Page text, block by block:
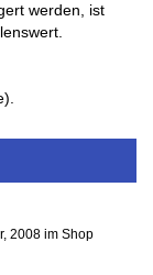
werden, ist
2008 im Shop